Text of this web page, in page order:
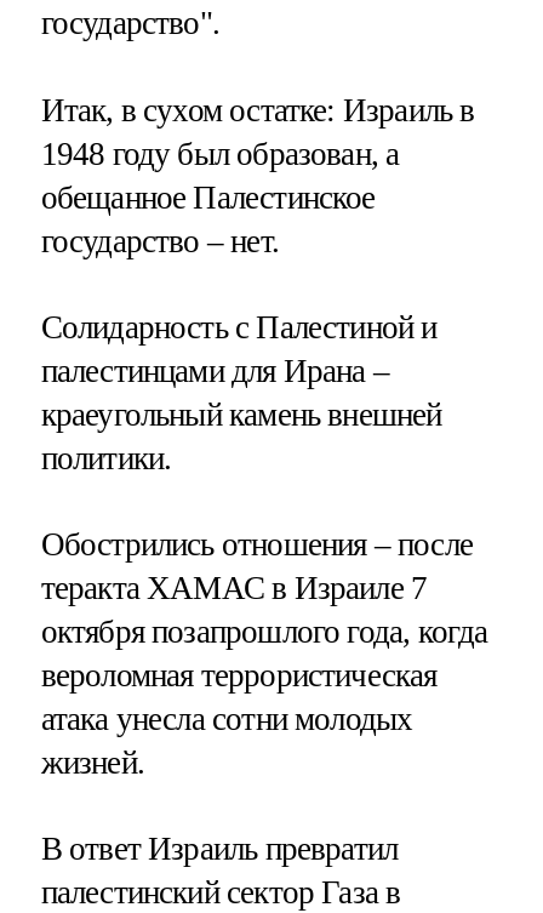
государство".
Итак, в сухом остатке: Израиль в
1948 году был образован, а
обещанное Палестинское
государство – нет.
Солидарность с Палестиной и
палестинцами для Ирана –
краеугольный камень внешней
политики.
Обострились отношения – после
теракта ХАМАС в Израиле 7
октября позапрошлого года, когда
вероломная террористическая
атака унесла сотни молодых
жизней.
В ответ Израиль превратил
палестинский сектор Газа в